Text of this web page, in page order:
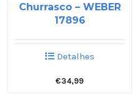
Churrasco – WEBER
17896
Detalhes
€34,99